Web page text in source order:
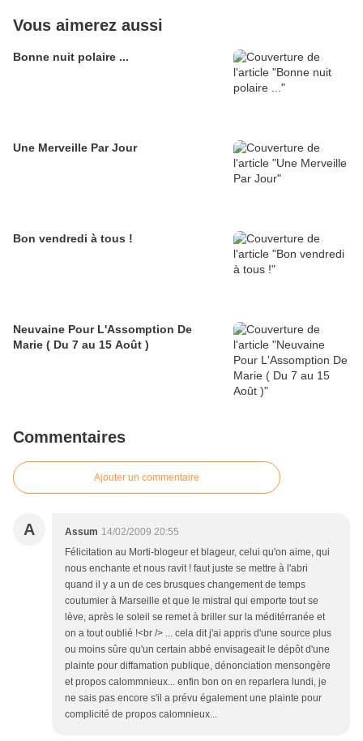
Vous aimerez aussi
Bonne nuit polaire ...
Une Merveille Par Jour
Bon vendredi à tous !
Neuvaine Pour L'Assomption De
Marie ( Du 7 au 15 Août )
Commentaires
Ajouter un commentaire
A Assum 14/02/2009 20:55
Félicitation au Morti-blogeur et blageur, celui qu'on aime, qui
nous enchante et nous ravit ! faut juste se mettre à l'abri
quand il y a un de ces brusques changement de temps
coutumier à Marseille et que le mistral qui emporte tout se
lève, après le soleil se remet à briller sur la méditérranée et
on a tout oublié !<br /> ... cela dit j'ai appris d'une source plus
ou moins sûre qu'un certain abbé envisageait le dépôt d'une
plainte pour diffamation publique, dénonciation mensongère
et propos calommnieux... enfin bon on en reparlera lundi, je
ne sais pas encore s'il a prévu également une plainte pour
complicité de propos calomnieux...